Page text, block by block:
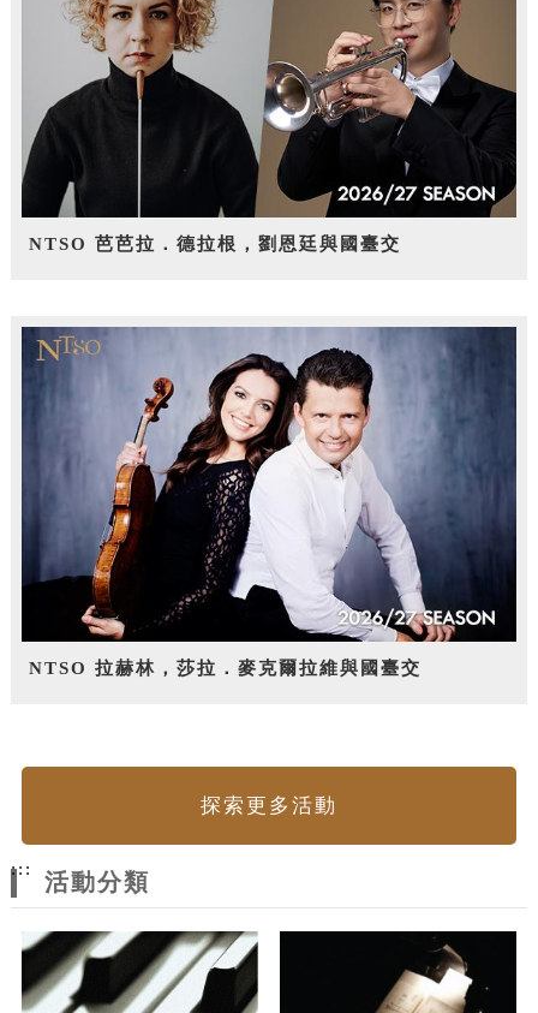
NTSO 芭芭拉．德拉根，劉恩廷與國臺交
NTSO 拉赫林，莎拉．麥克爾拉維與國臺交
探索更多活動
:::
活動分類